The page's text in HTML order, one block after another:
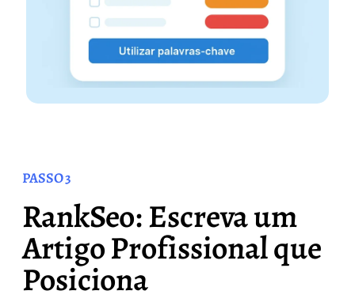
PASSO 3
RankSeo: Escreva um
Artigo Profissional que
Posiciona